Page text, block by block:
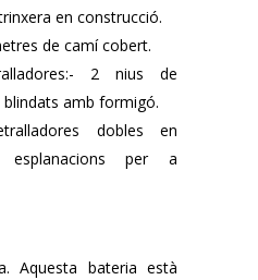
en construcció.
de camí cobert.
2 nius de
amb formigó.
dobles en
esplanacions per a
Aquesta bateria està